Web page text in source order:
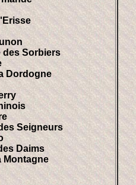
des Sorbiers
Dordogne
Seigneurs
Daims
Montagne